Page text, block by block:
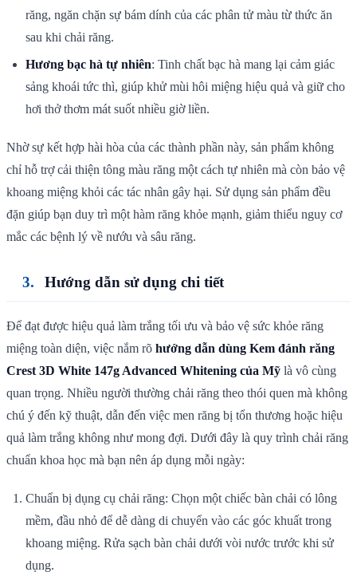
răng, ngăn chặn sự bám dính của các phân tử màu từ thức ăn
sau khi chải răng.
Hương bạc hà tự nhiên: Tinh chất bạc hà mang lại cảm giác
sảng khoái tức thì, giúp khử mùi hôi miệng hiệu quả và giữ cho
hơi thở thơm mát suốt nhiều giờ liền.
Nhờ sự kết hợp hài hòa của các thành phần này, sản phẩm không
chỉ hỗ trợ cải thiện tông màu răng một cách tự nhiên mà còn bảo vệ
khoang miệng khỏi các tác nhân gây hại. Sử dụng sản phẩm đều
đặn giúp bạn duy trì một hàm răng khỏe mạnh, giảm thiểu nguy cơ
mắc các bệnh lý về nướu và sâu răng.
Hướng dẫn sử dụng chi tiết
Để đạt được hiệu quả làm trắng tối ưu và bảo vệ sức khỏe răng
miệng toàn diện, việc nắm rõ hướng dẫn dùng Kem đánh răng
Crest 3D White 147g Advanced Whitening của Mỹ là vô cùng
quan trọng. Nhiều người thường chải răng theo thói quen mà không
chú ý đến kỹ thuật, dẫn đến việc men răng bị tổn thương hoặc hiệu
quả làm trắng không như mong đợi. Dưới đây là quy trình chải răng
chuẩn khoa học mà bạn nên áp dụng mỗi ngày:
Chuẩn bị dụng cụ chải răng: Chọn một chiếc bàn chải có lông
mềm, đầu nhỏ để dễ dàng di chuyển vào các góc khuất trong
khoang miệng. Rửa sạch bàn chải dưới vòi nước trước khi sử
dụng.